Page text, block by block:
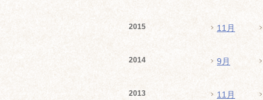
2015 11月
2014 9月
2013 11月